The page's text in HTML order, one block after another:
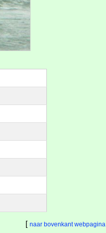
[ naar bovenkant webpagina